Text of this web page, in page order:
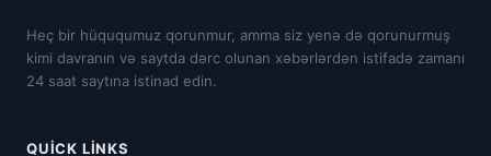
Heç bir hüququmuz qorunmur, amma siz yenə də qorunurmuş
kimi davranın və saytda dərc olunan xəbərlərdən istifadə zamanı
24 saat saytına istinad edin.
QUICK LINKS